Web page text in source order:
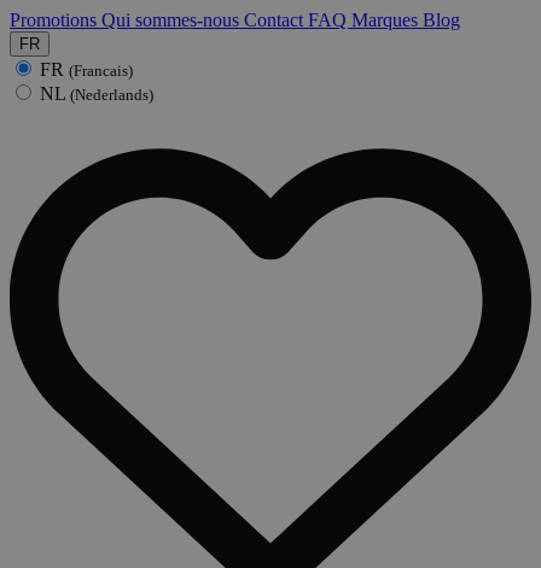
Promotions Qui sommes-nous Contact FAQ Marques Blog
FR
FR (Francais)
NL (Nederlands)